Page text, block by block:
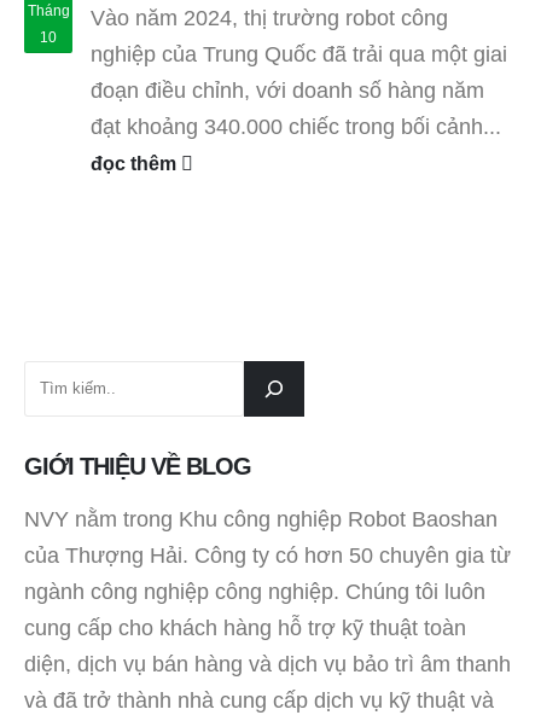
Tháng
10
Vào năm 2024, thị trường robot công
nghiệp của Trung Quốc đã trải qua một giai
đoạn điều chỉnh, với doanh số hàng năm
đạt khoảng 340.000 chiếc trong bối cảnh...
đọc thêm
GIỚI THIỆU VỀ BLOG
NVY nằm trong Khu công nghiệp Robot Baoshan
của Thượng Hải. Công ty có hơn 50 chuyên gia từ
ngành công nghiệp công nghiệp. Chúng tôi luôn
cung cấp cho khách hàng hỗ trợ kỹ thuật toàn
diện, dịch vụ bán hàng và dịch vụ bảo trì âm thanh
và đã trở thành nhà cung cấp dịch vụ kỹ thuật và